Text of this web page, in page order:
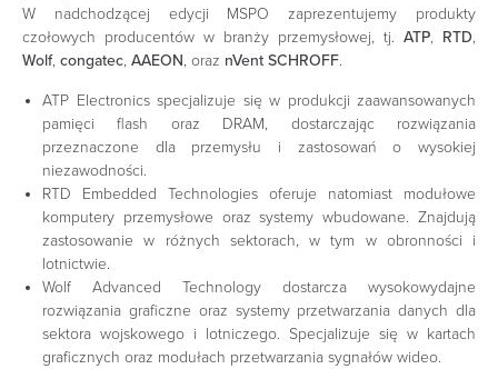
W nadchodzącej edycji MSPO zaprezentujemy produkty
czołowych producentów w branży przemysłowej, tj. ATP, RTD,
Wolf, congatec, AAEON, oraz nVent SCHROFF.
ATP Electronicsspecjalizuje się w produkcji zaawansowanych
pamięci flash oraz DRAM, dostarczając rozwiązania
przeznaczone dla przemysłu i zastosowań o wysokiej
niezawodności.
RTD Embedded Technologies oferuje natomiast modułowe
komputery przemysłowe oraz systemy wbudowane. Znajdują
zastosowanie w różnych sektorach, w tym w obronności i
lotnictwie.
Wolf Advanced Technology dostarcza wysokowydajne
rozwiązania graficzne oraz systemy przetwarzania danych dla
sektora wojskowego i lotniczego. Specjalizuje się w kartach
graficznych oraz modułach przetwarzania sygnałów wideo.